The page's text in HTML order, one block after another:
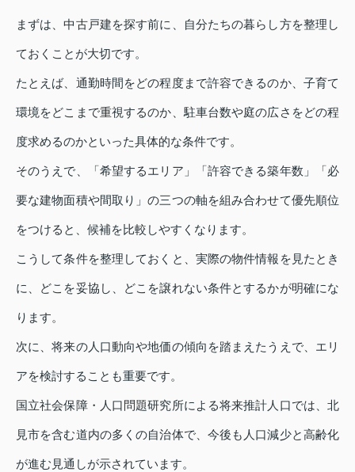
まずは、中古戸建を探す前に、自分たちの暮らし方を整理し
ておくことが大切です。
たとえば、通勤時間をどの程度まで許容できるのか、子育て
環境をどこまで重視するのか、駐車台数や庭の広さをどの程
度求めるのかといった具体的な条件です。
そのうえで、「希望するエリア」「許容できる築年数」「必
要な建物面積や間取り」の三つの軸を組み合わせて優先順位
をつけると、候補を比較しやすくなります。
こうして条件を整理しておくと、実際の物件情報を見たとき
に、どこを妥協し、どこを譲れない条件とするかが明確にな
ります。
次に、将来の人口動向や地価の傾向を踏まえたうえで、エリ
アを検討することも重要です。
国立社会保障・人口問題研究所による将来推計人口では、北
見市を含む道内の多くの自治体で、今後も人口減少と高齢化
が進む見通しが示されています。